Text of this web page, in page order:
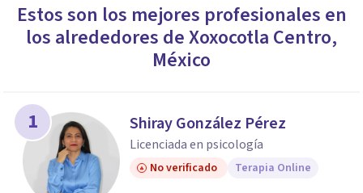
Estos son los mejores profesionales en
los alrededores deXoxocotla Centro,
México
1 Shiray González Pérez
Licenciada en psicología
No verificado Terapia Online